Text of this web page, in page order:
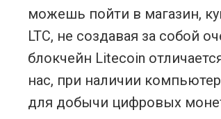
можешь пойти в магазин,
LTC, не создавая за собой
блокчейн Litecoin
нас, при наличии
для добычи цифровых монет